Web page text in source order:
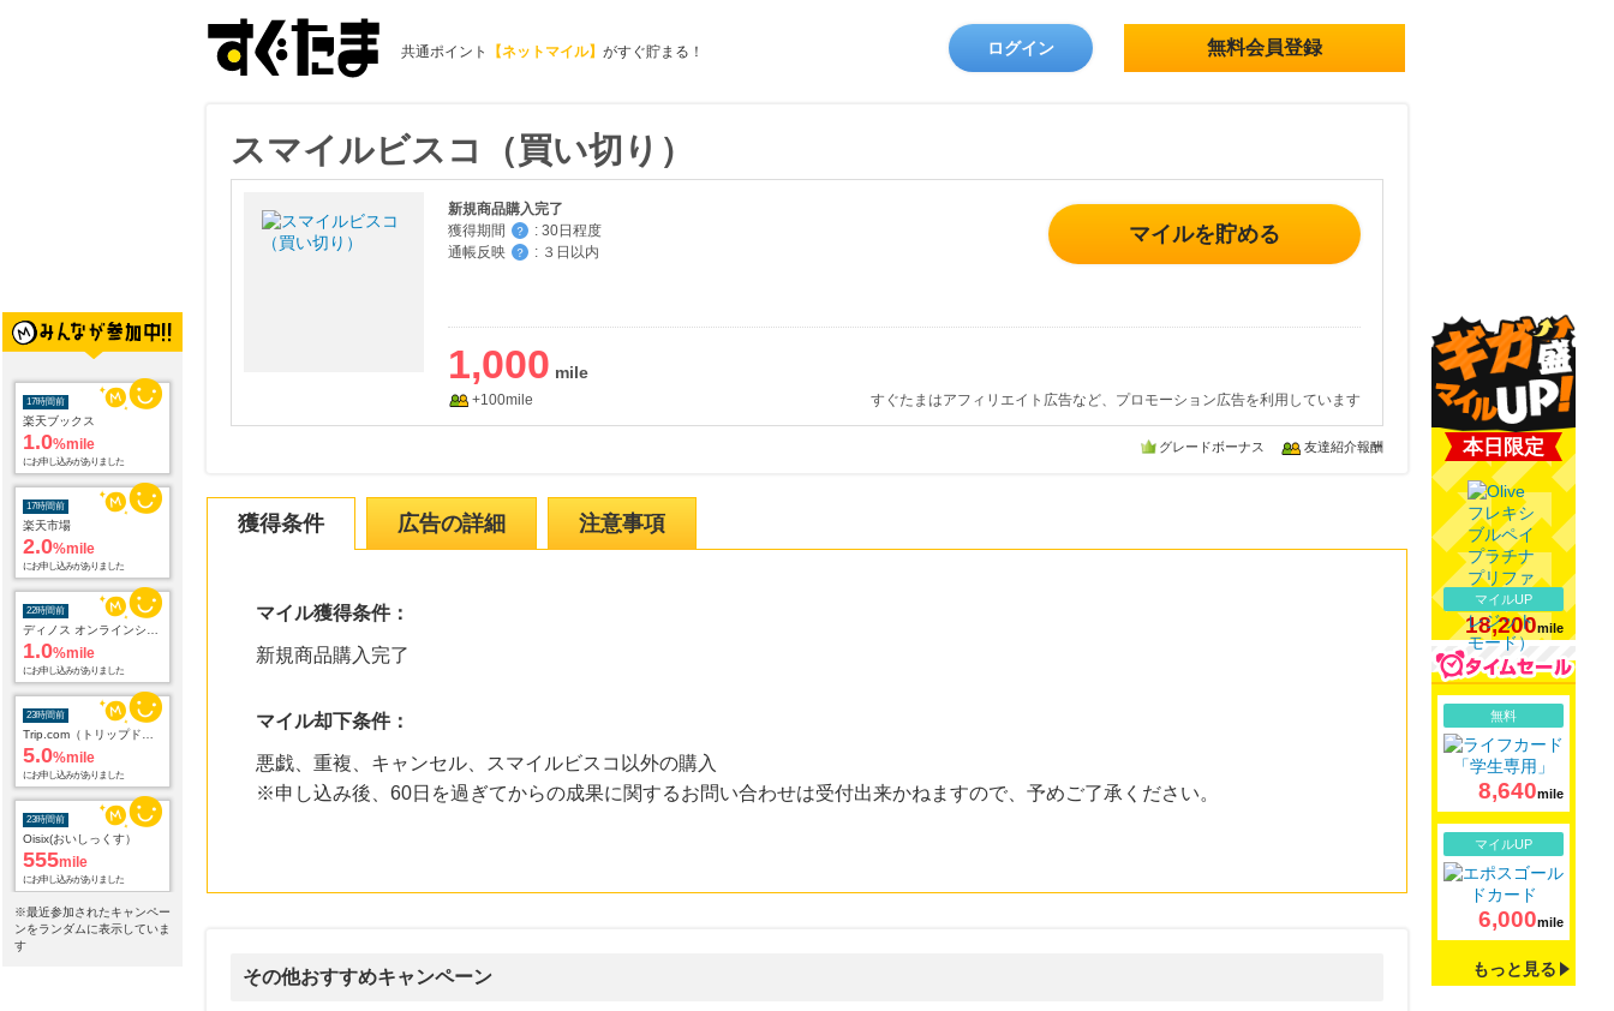
共通ポイント 【ネットマイル】 がすぐ貯まる！ ログイン 無料会員登録
17時間前
楽天ブックス
1.0%mile
にお申し込みがありました
17時間前
楽天市場
2.0%mile
にお申し込みがありました
22時間前
1.0%mile
にお申し込みがありました
23時間前
5.0%mile
にお申し込みがありました
23時間前
Oisix(おいしっくす）
555mile
にお申し込みがありました
23時間前
※最近参加されたキャンペー
ンをランダムに表示していま
す
スマイルビスコ（買い切り）
新規商品購入完了
獲得期間
？ : 30日程度
通帳反映
？ : ３日以内
マイルを貯める
1,000
+100mile すぐたまはアフィリエイト広告など、プロモーション広告を利用しています
グレードボーナス 友達紹介報酬
獲得条件 広告の詳細 注意事項
マイル獲得条件：
新規商品購入完了
マイル却下条件：
悪戯、重複、キャンセル、スマイルビスコ以外の購入
※申し込み後、60日を過ぎてからの成果に関するお問い合わせは受付出来かねますので、予めご了承ください。
その他おすすめキャンペーン
本日限定
マイルUP
18,200mile
無料
8,640mile
マイルUP
6,000mile
もっと見る